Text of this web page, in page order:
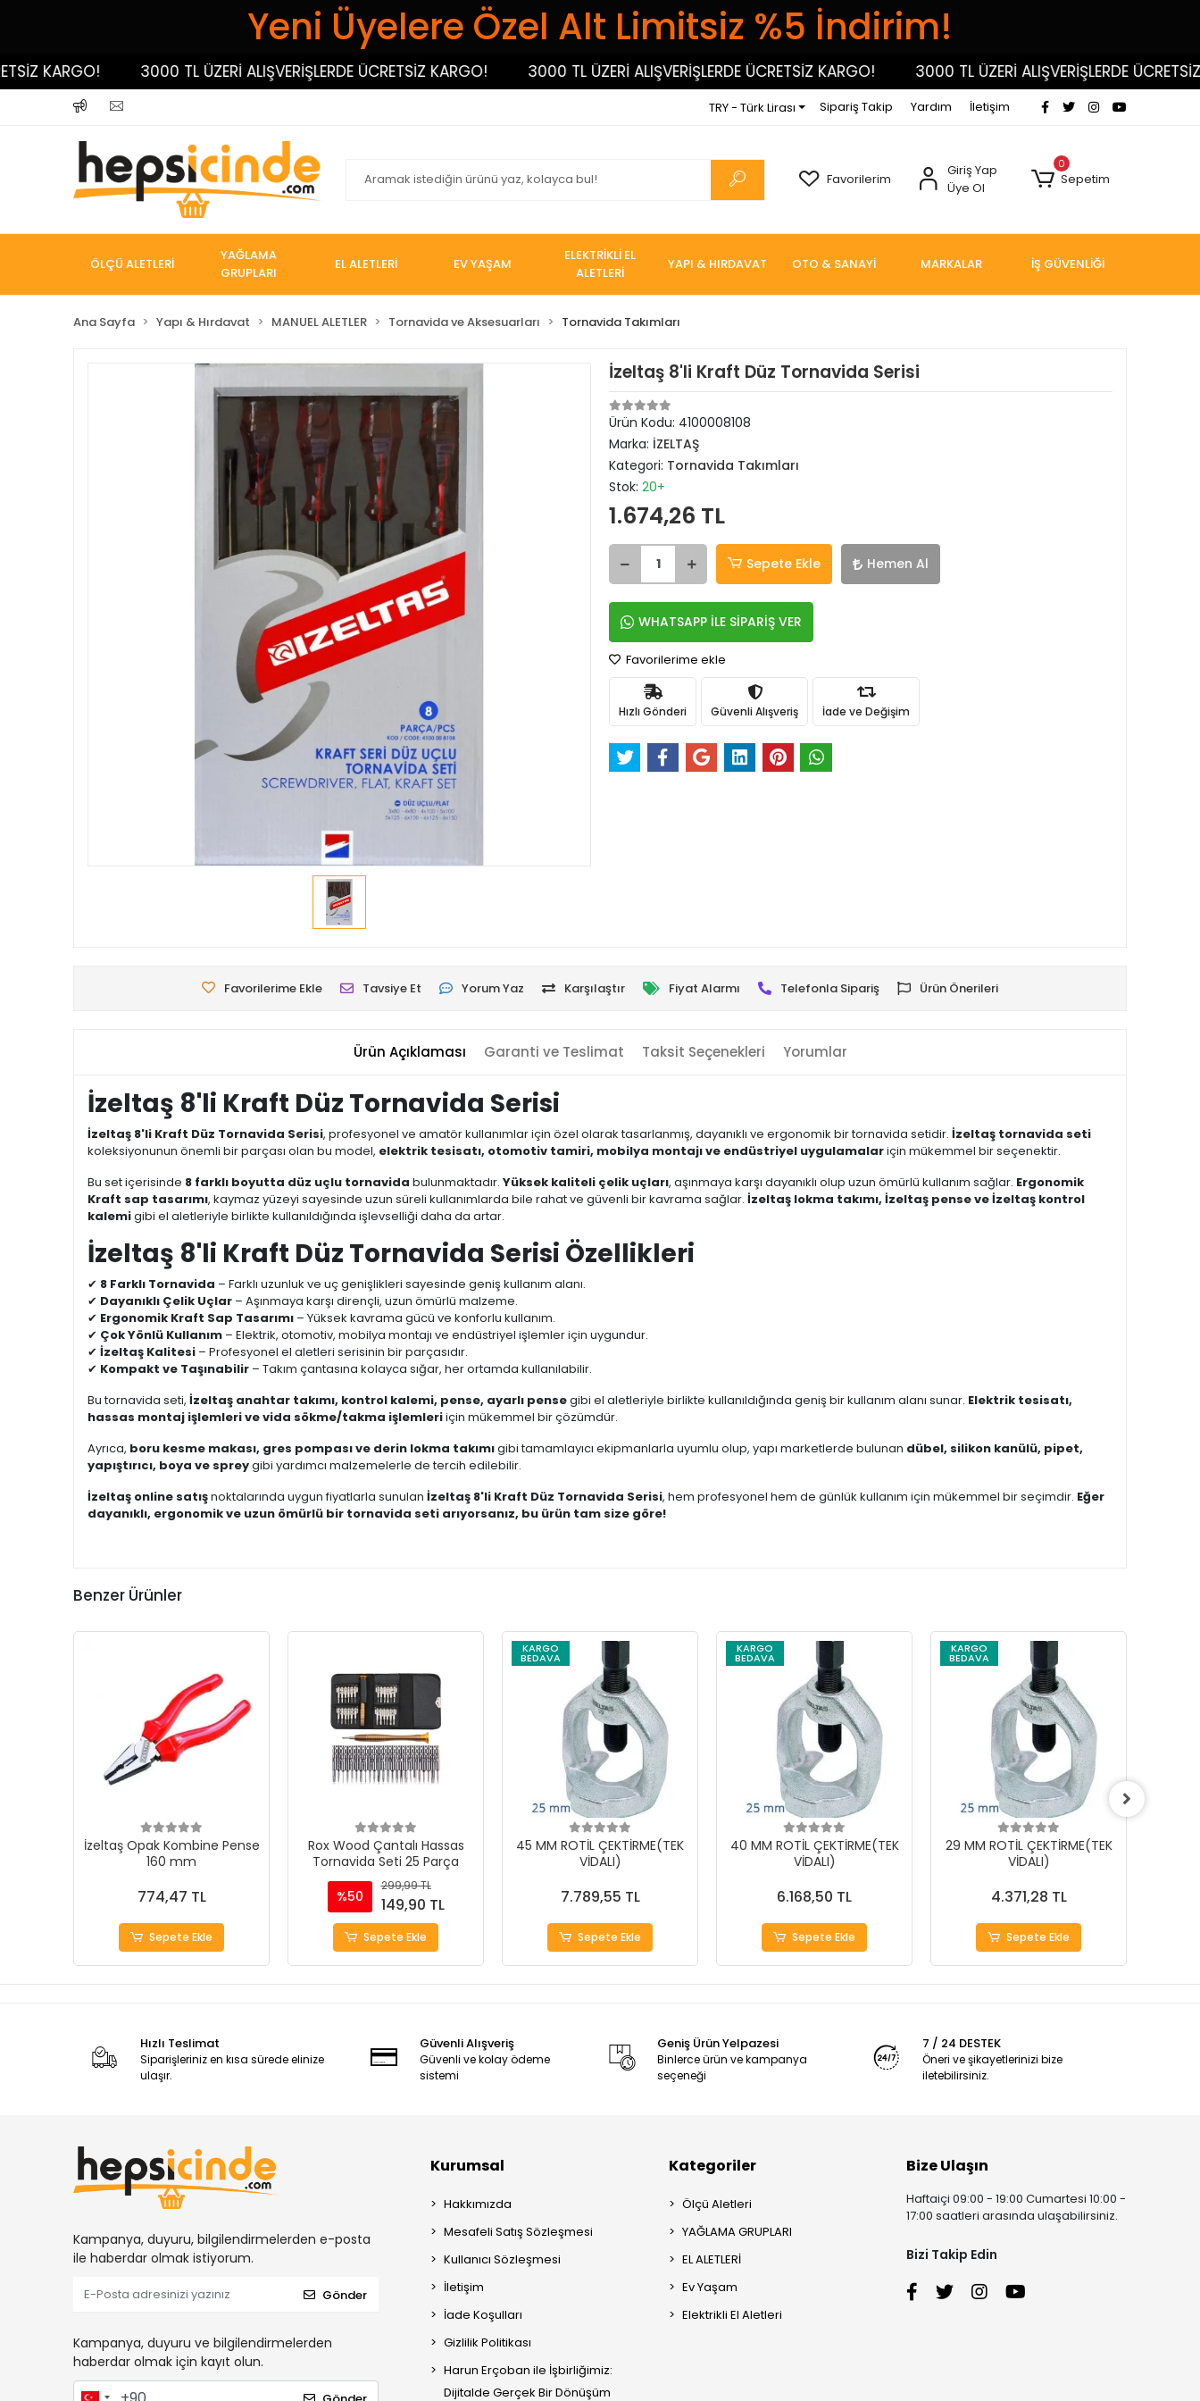
Yeni Üyelere Özel Alt Limitsiz %5 İndirim!
KARGO! 3000 TL ÜZERİ ALIŞVERİŞLERDE ÜCRETSİZ KARGO! 3000 TL ÜZERİ ALIŞVERİŞLERDE ÜCRETSİZ KARGO! 3000 TL ÜZERİ ALIŞVERİŞLERDE ÜCRETSİZ
TRY - Türk Lirası Sipariş Takip Yardım İletişim
Favorilerim
Giriş Yap
Üye Ol
0
Sepetim
ÖLÇÜ ALETLERİ
YAĞLAMA
GRUPLARI
EL ALETLERİ EV YAŞAM
ELEKTRİKLİ EL
ALETLERİ
YAPI & HIRDAVAT OTO & SANAYİ MARKALAR İŞ GÜVENLİĞİ
Ana Sayfa Yapı & Hırdavat MANUEL ALETLER Tornavida ve Aksesuarları Tornavida Takımları
İzeltaş 8'li Kraft Düz Tornavida Serisi
Ürün Kodu: 4100008108
Marka: İZELTAŞ
Kategori: Tornavida Takımları
Stok: 20+
1.674,26 TL
Sepete Ekle Hemen Al
WHATSAPP İLE SİPARİŞ VER
Favorilerime ekle
Hızlı Gönderi Güvenli Alışveriş İade ve Değişim
Favorilerime Ekle Tavsiye Et Yorum Yaz Karşılaştır Fiyat Alarmı Telefonla Sipariş Ürün Önerileri
Ürün Açıklaması Garanti ve Teslimat Taksit Seçenekleri Yorumlar
İzeltaş 8'li Kraft Düz Tornavida Serisi
İzeltaş 8'li Kraft Düz Tornavida Serisi, profesyonel ve amatör kullanımlar için özel olarak tasarlanmış, dayanıklı ve ergonomik bir tornavida setidir. İzeltaş tornavida seti
koleksiyonunun önemli bir parçası olan bu model, elektrik tesisatı, otomotiv tamiri, mobilya montajı ve endüstriyel uygulamalariçin mükemmel bir seçenektir.
Bu set içerisinde 8 farklı boyutta düz uçlu tornavida bulunmaktadır. Yüksek kaliteli çelik uçları, aşınmaya karşı dayanıklı olup uzun ömürlü kullanım sağlar. Ergonomik
Kraft sap tasarımı, kaymaz yüzeyi sayesinde uzun süreli kullanımlarda bile rahat ve güvenli bir kavrama sağlar. İzeltaş lokma takımı, İzeltaş pense ve İzeltaş kontrol
kalemigibi el aletleriyle birlikte kullanıldığında işlevselliği daha da artar.
İzeltaş 8'li Kraft Düz Tornavida Serisi Özellikleri
✔ 8 Farklı Tornavida – Farklı uzunluk ve uç genişlikleri sayesinde geniş kullanım alanı.
✔ Dayanıklı Çelik Uçlar – Aşınmaya karşı dirençli, uzun ömürlü malzeme.
✔ Ergonomik Kraft Sap Tasarımı – Yüksek kavrama gücü ve konforlu kullanım.
✔ Çok Yönlü Kullanım – Elektrik, otomotiv, mobilya montajı ve endüstriyel işlemler için uygundur.
✔ İzeltaş Kalitesi – Profesyonel el aletleri serisinin bir parçasıdır.
✔ Kompakt ve Taşınabilir – Takım çantasına kolayca sığar, her ortamda kullanılabilir.
Bu tornavida seti, İzeltaş anahtar takımı, kontrol kalemi, pense, ayarlı pensegibi el aletleriyle birlikte kullanıldığında geniş bir kullanım alanı sunar. Elektrik tesisatı,
hassas montaj işlemleri ve vida sökme/takma işlemleriiçin mükemmel bir çözümdür.
Ayrıca, boru kesme makası, gres pompası ve derin lokma takımıgibi tamamlayıcı ekipmanlarla uyumlu olup, yapı marketlerde bulunan dübel, silikon kanülü, pipet,
yapıştırıcı, boya ve spreygibi yardımcı malzemelerle de tercih edilebilir.
İzeltaş online satışnoktalarında uygun fiyatlarla sunulan İzeltaş 8'li Kraft Düz Tornavida Serisi, hem profesyonel hem de günlük kullanım için mükemmel bir seçimdir. Eğer
dayanıklı, ergonomik ve uzun ömürlü bir tornavida seti arıyorsanız, bu ürün tam size göre!
Benzer Ürünler
İzeltaş Opak Kombine Pense
160 mm
774,47 TL
Sepete Ekle
Rox Wood Çantalı Hassas
Tornavida Seti 25 Parça
%50
299,99 TL
149,90 TL
Sepete Ekle
KARGO
BEDAVA
45 MM ROTİL ÇEKTİRME(TEK
VİDALI)
7.789,55 TL
Sepete Ekle
KARGO
BEDAVA
40 MM ROTİL ÇEKTİRME(TEK
VİDALI)
6.168,50 TL
Sepete Ekle
KARGO
BEDAVA
29 MM ROTİL ÇEKTİRME(TEK
VİDALI)
4.371,28 TL
Sepete Ekle
Hızlı Teslimat
Siparişleriniz en kısa sürede elinize
ulaşır.
Güvenli Alışveriş
Güvenli ve kolay ödeme
sistemi
Geniş Ürün Yelpazesi
Binlerce ürün ve kampanya
seçeneği
7 / 24 DESTEK
Öneri ve şikayetlerinizi bize
iletebilirsiniz.
Kampanya, duyuru, bilgilendirmelerden e-posta
ile haberdar olmak istiyorum.
Gönder
Kampanya, duyuru ve bilgilendirmelerden
haberdar olmak için kayıt olun.
Kurumsal
Hakkımızda
Mesafeli Satış Sözleşmesi
Kullanıcı Sözleşmesi
İletişim
İade Koşulları
Gizlilik Politikası
Harun Erçoban ile İşbirliğimiz:
Dijitalde Gerçek Bir Dönüşüm
Kategoriler
Ölçü Aletleri
YAĞLAMA GRUPLARI
EL ALETLERİ
Ev Yaşam
Elektrikli El Aletleri
Bize Ulaşın
Haftaiçi 09:00 - 19:00 Cumartesi 10:00 -
17:00 saatleri arasında ulaşabilirsiniz.
Bizi Takip Edin